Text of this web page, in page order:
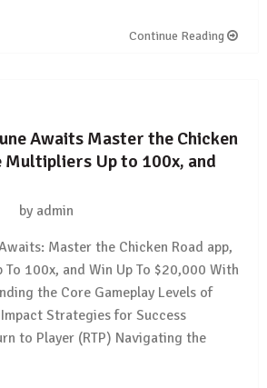
Continue Reading
Awaits Master the Chicken
Multipliers Up to 100x, and
by admin
Master the Chicken Road app,
100x, and Win Up To $20,000 With
the Core Gameplay Levels of
Strategies for Success
to Player (RTP) Navigating the